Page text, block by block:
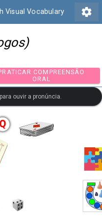
Visual Vocabulary settings
PRATICAR
ORAL
ouvir a pronúncia.